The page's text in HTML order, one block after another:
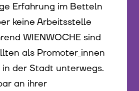
Erfahrung im Betteln
keine Arbeitsstelle
WIENWOCHE sind
als Promoter_innen
der Stadt unterwegs.
an ihrer